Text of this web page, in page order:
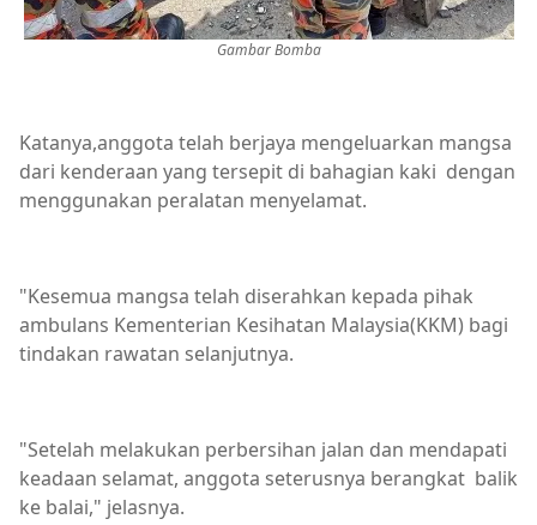
Gambar Bomba
Katanya,anggota telah berjaya mengeluarkan mangsa
dari kenderaan yang tersepit di bahagian kaki dengan
menggunakan peralatan menyelamat.
"Kesemua mangsa telah diserahkan kepada pihak
ambulans Kementerian Kesihatan Malaysia(KKM) bagi
tindakan rawatan selanjutnya.
"Setelah melakukan perbersihan jalan dan mendapati
keadaan selamat, anggota seterusnya berangkat balik
ke balai," jelasnya.